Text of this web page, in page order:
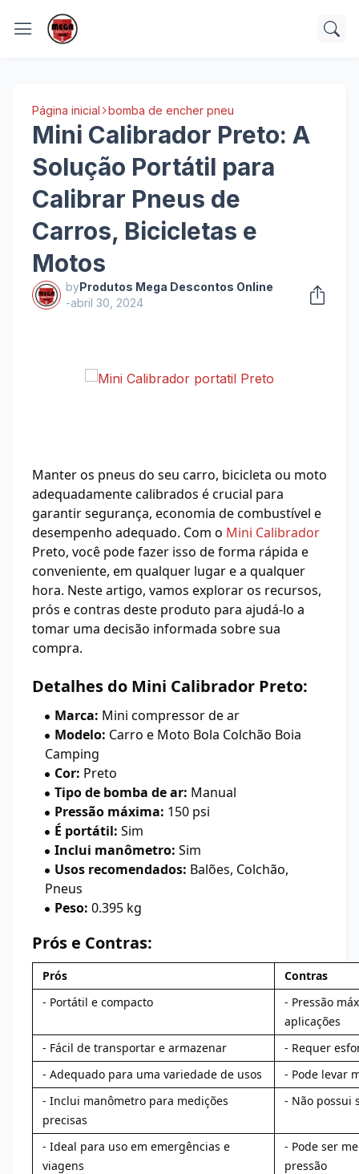
Página inicial bomba de encher pneu
Mini Calibrador Preto: A
Solução Portátil para
Calibrar Pneus de
Carros, Bicicletas e
Motos
byProdutos Mega Descontos Online
-abril 30, 2024
Manter os pneus do seu carro, bicicleta ou moto
adequadamente calibrados é crucial para
garantir segurança, economia de combustível e
desempenho adequado. Com o Mini Calibrador
Preto, você pode fazer isso de forma rápida e
conveniente, em qualquer lugar e a qualquer
hora. Neste artigo, vamos explorar os recursos,
prós e contras deste produto para ajudá-lo a
tomar uma decisão informada sobre sua
compra.
Detalhes do Mini Calibrador Preto:
Marca: Mini compressor de ar
Modelo: Carro e Moto Bola Colchão Boia
Camping
Cor: Preto
Tipo de bomba de ar: Manual
Pressão máxima: 150 psi
É portátil: Sim
Inclui manômetro: Sim
Usos recomendados: Balões, Colchão,
Pneus
Peso: 0.395 kg
Prós e Contras:
Prós
Contras
- Portátil e compacto
- Pressão
aplicações
- Fácil de transportar e armazenar
- Requer
- Adequado para uma variedade de usos
- Pode levar
- Inclui manômetro para medições
precisas
- Não possui
- Ideal para uso em emergências e
viagens
- Pode ser
pressão